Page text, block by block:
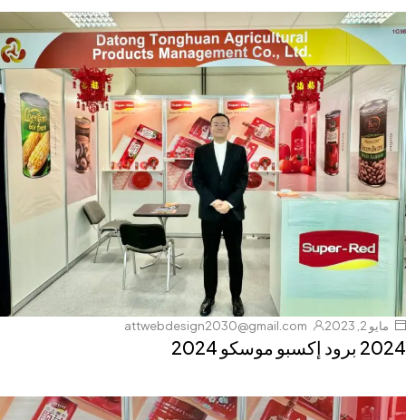
مايو 2, 2023 attwebdesign2030@gmail.com
2024 برود إكسبو موسكو 2024